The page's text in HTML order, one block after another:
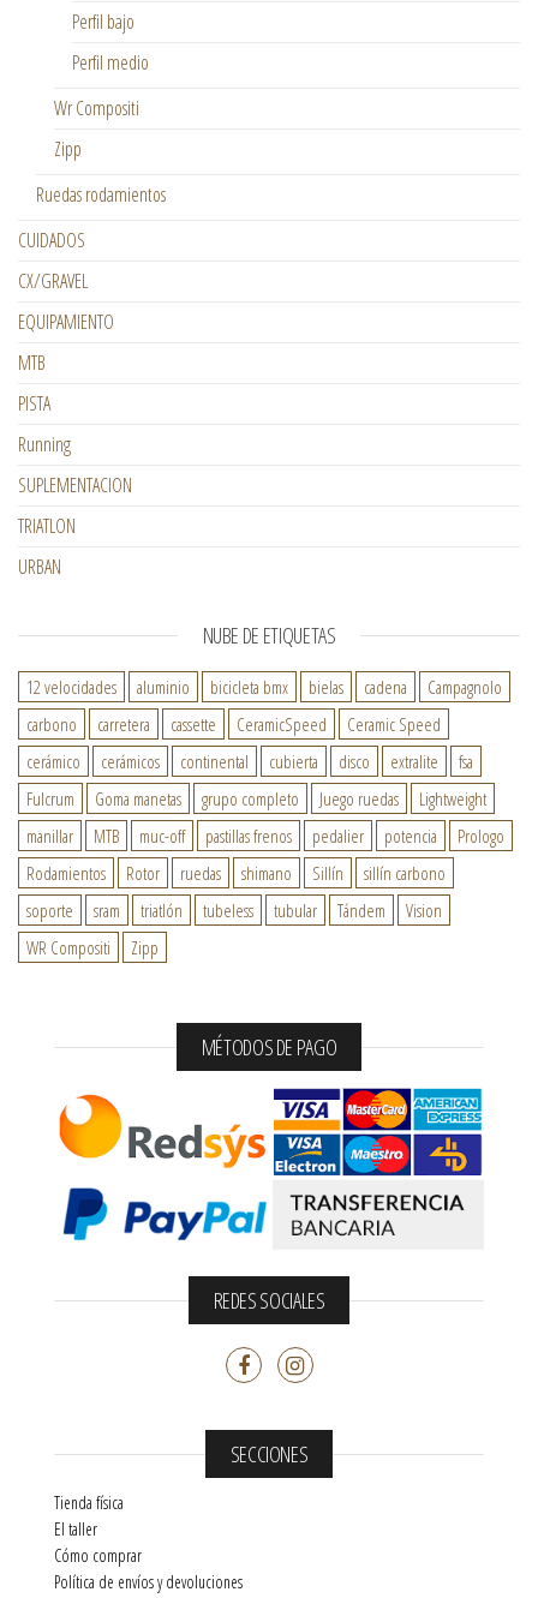
Perfil bajo
Perfil medio
Wr Compositi
Zipp
Ruedas rodamientos
CUIDADOS
CX/GRAVEL
EQUIPAMIENTO
MTB
PISTA
Running
SUPLEMENTACION
TRIATLON
URBAN
NUBE DE ETIQUETAS
12 velocidades aluminio bicicleta bmx bielas cadena
Campagnolo
carbono
carretera cassette CeramicSpeed
Ceramic Speed
cerámico
cerámicos continental cubierta disco extralite
fsa
Fulcrum
Goma manetas grupo completo Juego ruedas
Lightweight
manillar
MTB muc-off pastillas frenos pedalier potencia
Prologo
Rodamientos
Rotor ruedas shimano Sillín
sillín carbono
soporte
sram triatlón tubeless tubular Tándem
Vision
WR Compositi
Zipp
MÉTODOS DE PAGO
REDES SOCIALES
SECCIONES
Tienda física
El taller
Cómo comprar
Política de envíos y devoluciones